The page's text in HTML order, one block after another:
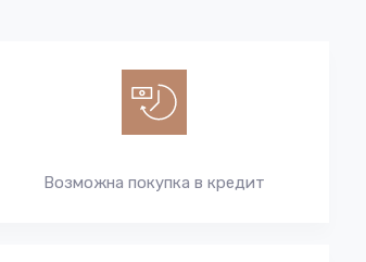
Возможна покупка в кредит